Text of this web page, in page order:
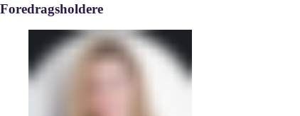
Foredragsholdere